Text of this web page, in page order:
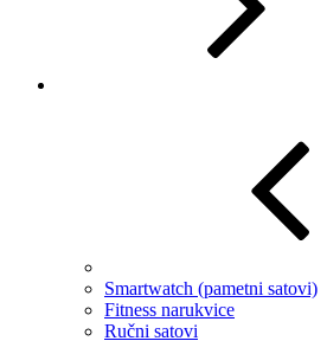
Smartwatch (pametni satovi)
Fitness narukvice
Ručni satovi